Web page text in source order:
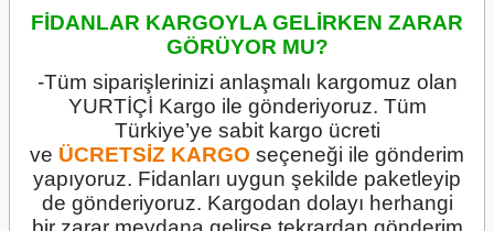
FİDANLAR KARGOYLA GELİRKEN ZARAR
GÖRÜYOR MU?
-Tüm siparişlerinizi anlaşmalı kargomuz olan
YURTİÇİ Kargo ile gönderiyoruz. Tüm
Türkiye’ye sabit kargo ücreti
ve ÜCRETSİZ KARGO seçeneği ile gönderim
yapıyoruz. Fidanları uygun şekilde paketleyip
de gönderiyoruz. Kargodan dolayı herhangi